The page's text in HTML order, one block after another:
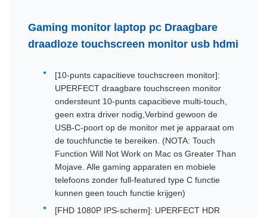
Gaming monitor laptop pc Draagbare
draadloze touchscreen monitor usb hdmi
[10-punts capacitieve touchscreen monitor]:
UPERFECT draagbare touchscreen monitor
ondersteunt 10-punts capacitieve multi-touch,
geen extra driver nodig,Verbind gewoon de
USB-C-poort op de monitor met je apparaat om
de touchfunctie te bereiken. (NOTA: Touch
Function Will Not Work on Mac os Greater Than
Mojave. Alle gaming apparaten en mobiele
telefoons zonder full-featured type C functie
kunnen geen touch functie krijgen)
[FHD 1080P IPS-scherm]: UPERFECT HDR